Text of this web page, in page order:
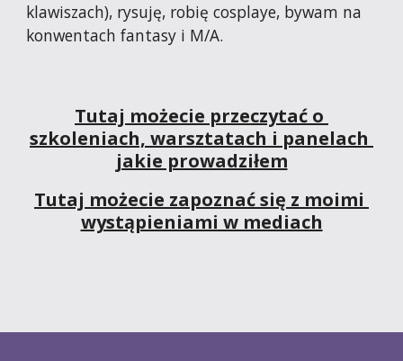
klawiszach), rysuję, robię cosplaye, bywam na
konwentach fantasy i M/A.
Tutaj możecie przeczytać o
szkoleniach, warsztatach i panelach
jakie prowadziłem
Tutaj możecie zapoznać się z moimi
wystąpieniami w mediach